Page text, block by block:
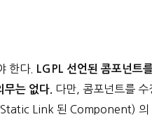
한다.
LGPL 선언된 콤포넌트
는 없다.
다만, 콤포넌트를 수
Link 된 Component) 의